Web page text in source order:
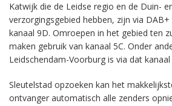
Katwijk die de Leidse regio en de Duin-
verzorgingsgebied hebben, zijn via
kanaal 9D. Omroepen in het gebied ten
maken gebruik van kanaal 5C. Onder
Leidschendam-Voorburg is via dat
Sleutelstad opzoeken kan het
ontvanger automatisch alle zenders